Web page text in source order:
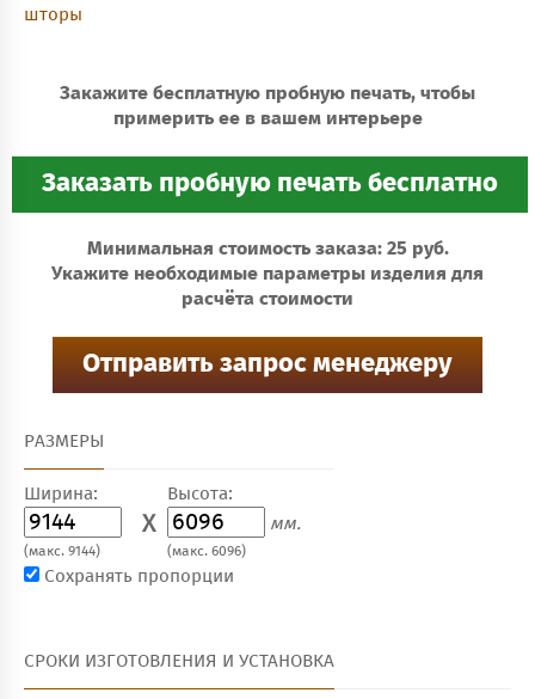
шторы
Закажите бесплатную пробную печать, чтобы
примерить ее в вашем интерьере
Минимальная стоимость заказа: 25 руб.
Укажите необходимые параметры изделия для
расчёта стоимости
РАЗМЕРЫ
Ширина:
X
(макс. 9144)
Высота:
мм.
(макс. 6096)
Сохранять пропорции
СРОКИ ИЗГОТОВЛЕНИЯ И УСТАНОВКА